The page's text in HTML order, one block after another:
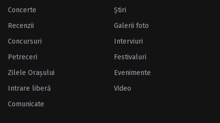
Concerte
Ştiri
Recenzii
Galerii foto
Concursuri
Interviuri
Petreceri
Festivaluri
Zilele Oraşului
Evenimente
Intrare liberă
Video
Comunicate